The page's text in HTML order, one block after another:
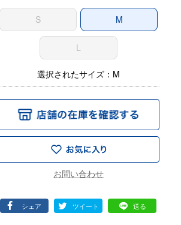
S M
L
選択されたサイズ：M
シェア ツイート 送る